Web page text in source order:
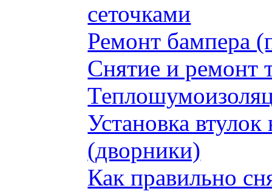
сеточками
Ремонт бампера
Снятие и ремонт
Установка втулок
(дворники)
Как правильно